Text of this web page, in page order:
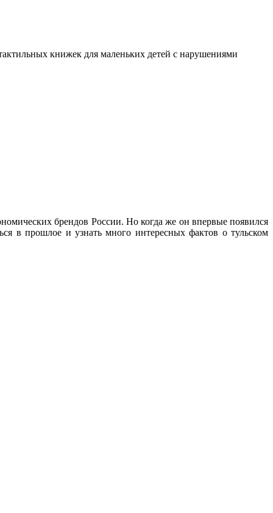
книжек для маленьких детей с нарушениями
брендов России. Но когда же он впервые появился
в прошлое и узнать много интересных фактов о тульском